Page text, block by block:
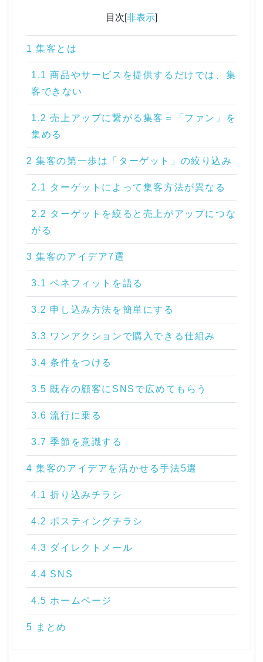
目次[非表示]
1 集客とは
1.1 商品やサービスを提供するだけでは、集
客できない
1.2 売上アップに繋がる集客＝「ファン」を
集める
2 集客の第一歩は「ターゲット」の絞り込み
2.1 ターゲットによって集客方法が異なる
2.2 ターゲットを絞ると売上がアップにつな
がる
3 集客のアイデア7選
3.1 ベネフィットを語る
3.2 申し込み方法を簡単にする
3.3 ワンアクションで購入できる仕組み
3.4 条件をつける
3.5 既存の顧客にSNSで広めてもらう
3.6 流行に乗る
3.7 季節を意識する
4 集客のアイデアを活かせる手法5選
4.1 折り込みチラシ
4.2 ポスティングチラシ
4.3 ダイレクトメール
4.4 SNS
4.5 ホームページ
5 まとめ